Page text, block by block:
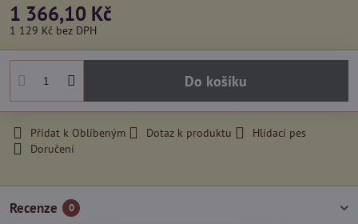
1 366,10 Kč
1 129 Kč bez DPH
Do košíku
Přidat k Oblíbeným Dotaz k produktu
Hlídací pes
Doručení
Recenze 0